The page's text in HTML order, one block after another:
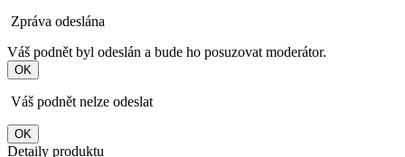
Zpráva odeslána
Váš podnět byl odeslán a bude ho posuzovat moderátor.
OK
Váš podnět nelze odeslat
OK
Detaily produktu